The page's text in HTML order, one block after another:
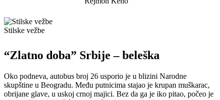
Stilske vežbe
“Zlatno doba” Srbije – beleška
Oko podneva, autobus broj 26 usporio je u blizini Narodne
skupštine u Beogradu. Među putnicima stajao je krupan muškarac,
obrijane glave, u uskoj crnoj majici. Bez da ga je iko pitao, počeo je